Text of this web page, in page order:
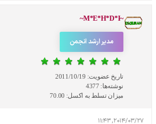
~M*E*H*D*I~
مدیر ارشد انجمن
تاریخ عضویت: 2011/10/19
نوشته‌ها: 4377
میزان تسلط به اکسل: 70.00
2014/03/27, 11:43